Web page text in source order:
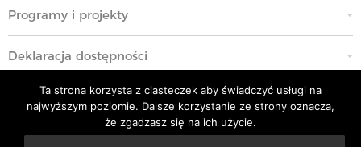
Programy i projekty
Deklaracja dostępności
Standardy Ochrony Małoletnich
Polityka przeciwko molestowaniu w miejscu pracy
Ta strona korzysta z ciasteczek aby świadczyć usługi na
najwyższym poziomie. Dalsze korzystanie ze strony oznacza,
że zgadzasz się na ich użycie.